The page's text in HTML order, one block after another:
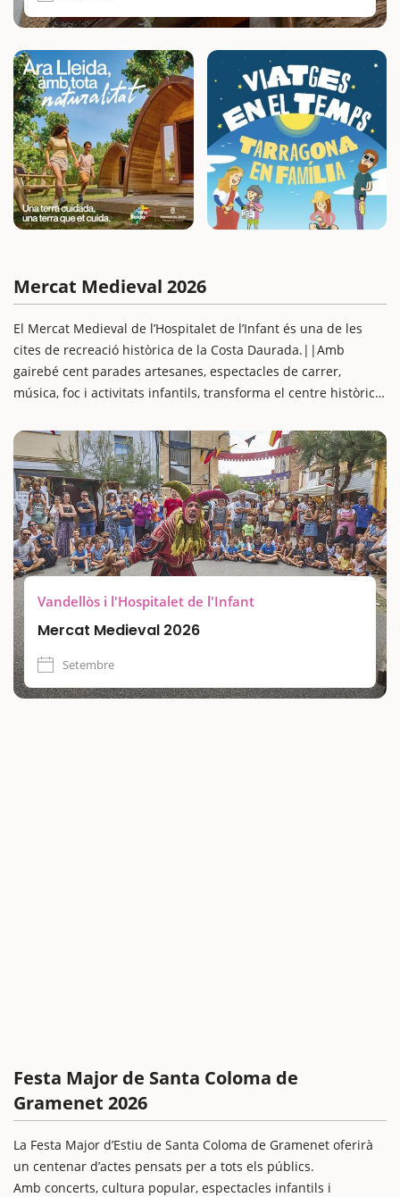
Mercat Medieval 2026
El Mercat Medieval de l’Hospitalet de l’Infant és una de les
cites de recreació històrica de la Costa Daurada.||Amb
gairebé cent parades artesanes, espectacles de carrer,
música, foc i activitats infantils, transforma el centre històric
Els visitants podran gaudir de cercaviles, mostres d’oficis
antics, visites guiades, una gimcana familiar, sopar temàtic,
tallers infantils i jocs tradicionals. Tot plegat, al voltant de
l’Hospital del Coll de Balaguer, un escenari emblemàtic
carregat d’història.
Aquesta és una escapada perfecta per fer en família: platja i
muntanya es donen la mà al municipi de Vandellòs i
l’Hospitalet de l’Infant, oferint opcions de turisme actiu i
cultural per a grans i petits.
Vandellòs i l'Hospitalet de l'Infant
Mercat Medieval 2026
Setembre
Festa Major de Santa Coloma de
Gramenet 2026
La Festa Major d’Estiu de Santa Coloma de Gramenet oferirà
un centenar d’actes pensats per a tots els públics.
Amb concerts, cultura popular, espectacles infantils i